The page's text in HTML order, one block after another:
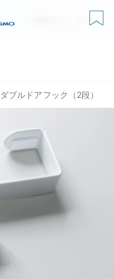
無料ダウンロード
ダブルドアフック（2段）